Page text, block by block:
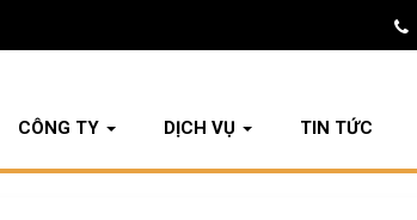
CÔNG TY DỊCH VỤ TIN TỨC